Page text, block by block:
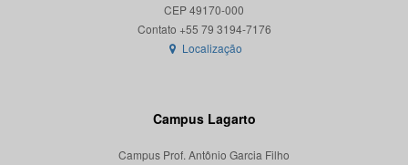
CEP 49170-000
Localização
Campus Lagarto
Campus Prof. Antônio Garcia Filho